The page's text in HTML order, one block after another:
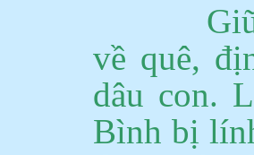
về quê,
dâu con.
Bình bị